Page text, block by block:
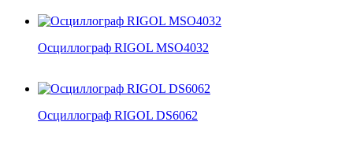
Осциллограф RIGOL MSO4032
Осциллограф RIGOL DS6062